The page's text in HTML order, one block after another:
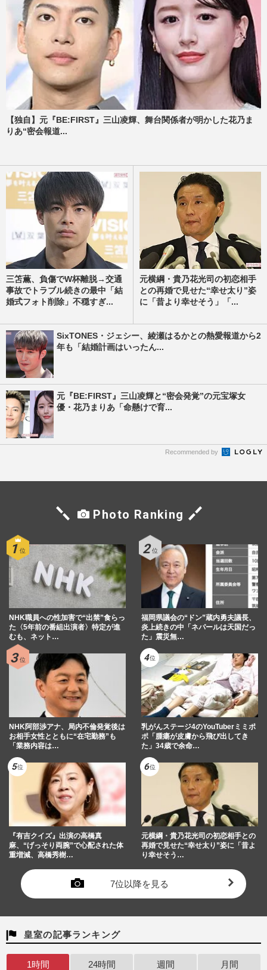
【独自】元『BE:FIRST』三山凌輝、舞台関係者が明かした花乃ま
りあ“密会報道...
三笘薫、負傷でW杯離脱→交通
事故でトラブル続きの最中「結
婚式フォト削除」不穏すぎ...
元横綱・貴乃花光司の初恋相手
との再婚で見せた“幸せ太り”姿
に「昔より幸せそう」「...
SixTONES・ジェシー、綾瀬はるかとの熱愛報道から2
年も「結婚計画はいったん...
元『BE:FIRST』三山凌輝と“密会発覚”の元宝塚女
優・花乃まりあ「命懸けで育...
Recommended by
Photo Ranking
NHK職員への性加害で“出禁”食らっ
た〈5年前の番組出演者〉特定が進
むも、ネット…
福岡県議会の“ドン”蔵内勇夫議長、
炎上続きの中「ネパールは天国だっ
た」震災無…
NHK阿部渉アナ、局内不倫発覚後は
お相手女性とともに“在宅勤務”も
「業務内容は…
乳がんステージ4のYouTuberミミポ
ポ「腫瘍が皮膚から飛び出してき
た」34歳で余命…
『有吉クイズ』出演の高橋真
麻、“げっそり両腕”で心配された体
重増減、高橋秀樹…
元横綱・貴乃花光司の初恋相手との
再婚で見せた“幸せ太り”姿に「昔よ
り幸せそう…
7位以降を見る
皇室の記事ランキング
1時間 24時間 週間 月間